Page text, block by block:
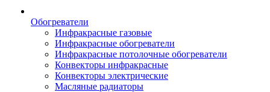
Обогреватели
Инфракрасные газовые
Инфракрасные обогреватели
Инфракрасные потолочные обогреватели
Конвекторы инфракрасные
Конвекторы электрические
Масляные радиаторы